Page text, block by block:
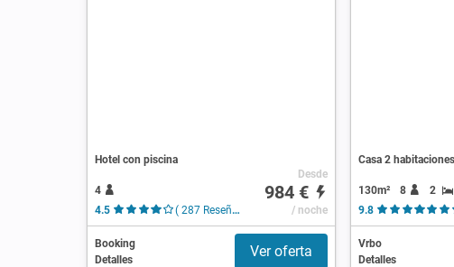
Hotel con piscina
4
4.5
( 287 Reseñas )
Desde
984 €
/ noche
Booking
Detalles
Ver oferta
Casa 2
130m² 8 2
9.8
Vrbo
Detalles